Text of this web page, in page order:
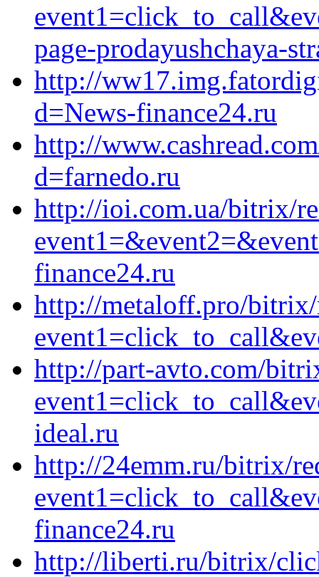
page-prodayushchaya-
http://
d=News-finance24.ru
http://
d=farnedo.ru
http://ioi.com.ua/bitrix/
finance24.ru
http://metaloff.pro/bitrix/
http://part-avto.com/
ideal.ru
http://24emm.ru/bitrix/
finance24.ru
http://liberti.ru/bitrix/